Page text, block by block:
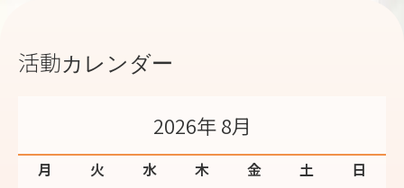
活動カレンダー
2026年 8月
月 火 水 木 金 土
日